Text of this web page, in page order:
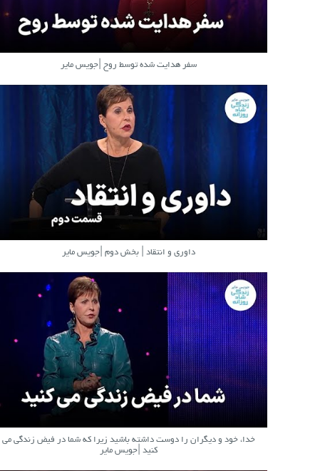
سفر هدایت شده توسط روح |جویس مایر
داوری و انتقاد | بخش دوم |جویس مایر
خدا، خود و دیگران را دوست داشته باشید زیرا که شما در فیض زندگی می
کنید |جویس مایر